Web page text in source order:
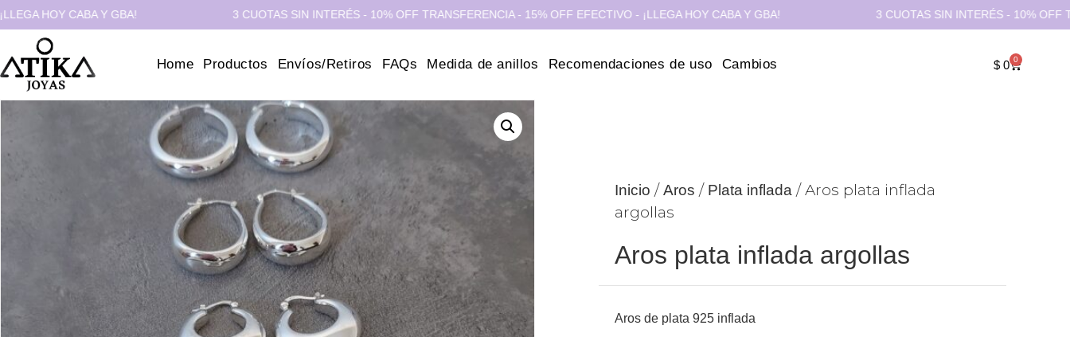
CABA Y GBA! 3 CUOTAS SIN INTERÉS - 10% OFF TRANSFERENCIA - 15% OFF EFECTIVO - ¡LLEGA HOY CABA Y GBA! 3 CUOTAS SIN INTERÉS - 10% OFF
Home Productos Envíos/Retiros FAQs Medida de anillos Recomendaciones de uso Cambios $0 0
Inicio /Aros / Plata inflada/ Aros plata inflada
argollas
Aros plata inflada argollas
Aros de plata 925 inflada